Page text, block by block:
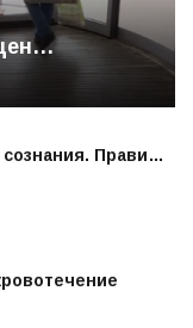
Прави…